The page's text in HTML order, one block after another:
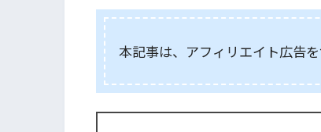
本記事は、アフィリエイト広告を